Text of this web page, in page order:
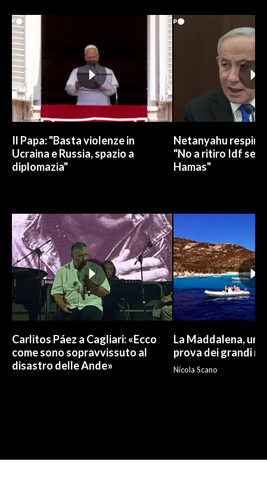
NECROLOGI
PUBBLICITÀ
SPIAGGE
STORE
Il Papa: "Basta violenze in
Ucraina e Russia, spazio a
diplomazia"
Netanyahu
"No a ritiro Idf
Hamas"
Carlitos Páez a Cagliari: «Ecco
come sono sopravvissuto al
disastro delle Ande»
La Maddalena, un
prova dei grandi
Nicola Scano